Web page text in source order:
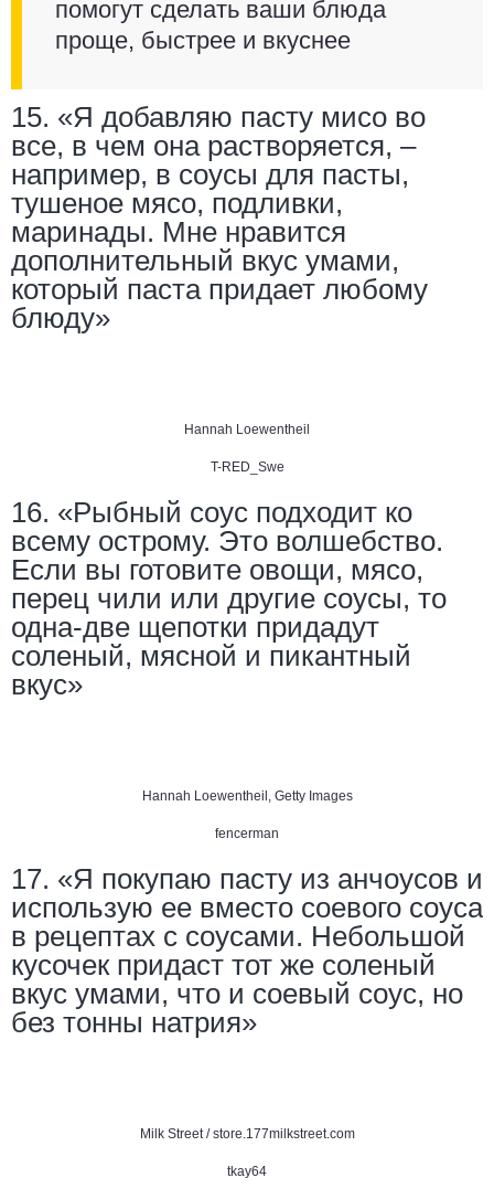
помогут сделать ваши блюда
проще, быстрее и вкуснее
15. «Я добавляю пасту мисо во
все, в чем она растворяется, –
например, в соусы для пасты,
тушеное мясо, подливки,
маринады. Мне нравится
дополнительный вкус умами,
который паста придает любому
блюду»
Hannah Loewentheil
T-RED_Swe
16. «Рыбный соус подходит ко
всему острому. Это волшебство.
Если вы готовите овощи, мясо,
перец чили или другие соусы, то
одна-две щепотки придадут
соленый, мясной и пикантный
вкус»
Hannah Loewentheil, Getty Images
fencerman
17. «Я покупаю пасту из анчоусов и
использую ее вместо соевого соуса
в рецептах с соусами. Небольшой
кусочек придаст тот же соленый
вкус умами, что и соевый соус, но
без тонны натрия»
Milk Street /store.177milkstreet.com
tkay64